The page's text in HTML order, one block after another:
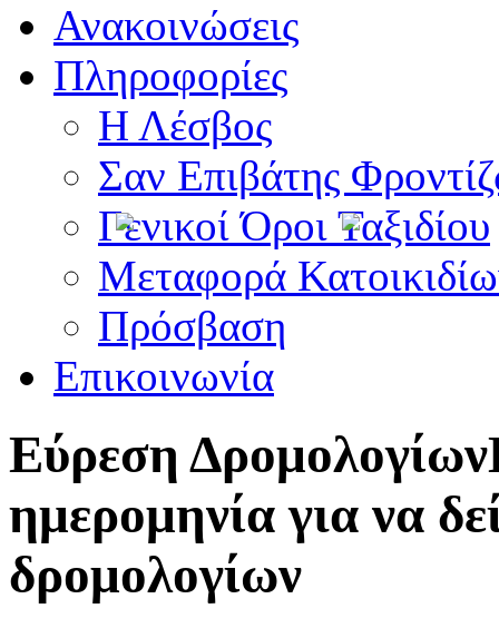
Ανακοινώσεις
Πληροφορίες
Η Λέσβος
Σαν Επιβάτης
Γενικοί Όροι Ταξιδίου
Μεταφορά
Πρόσβαση
Επικοινωνία
Εύρεση Δρομολογίων
ημερομηνία για να
δρομολογίων